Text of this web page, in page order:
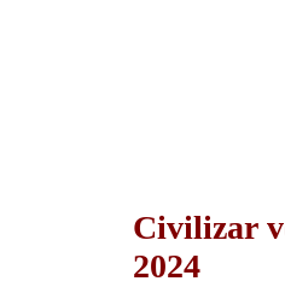
Civilizar
2024